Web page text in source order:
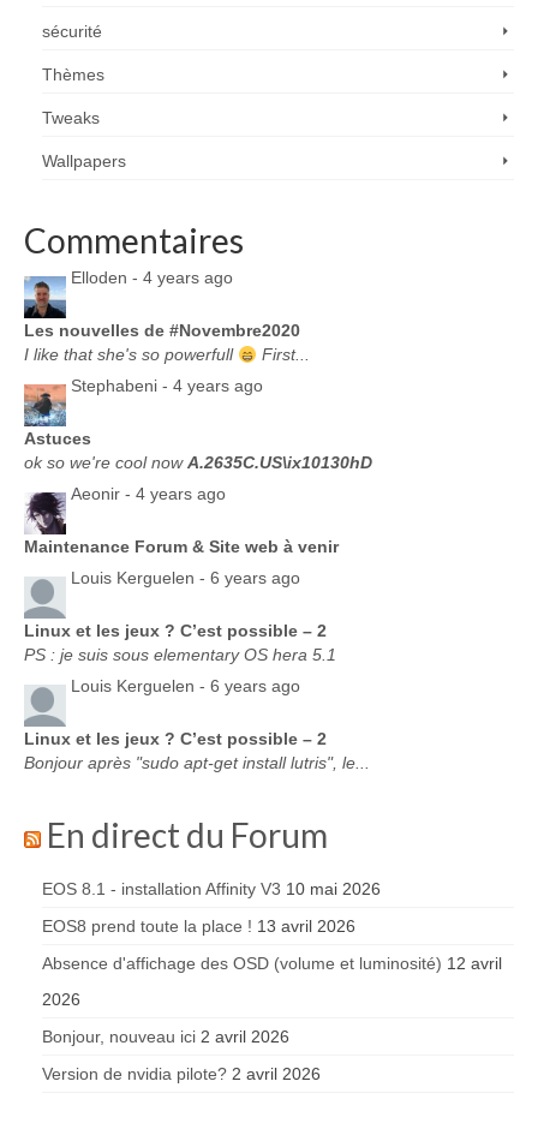
sécurité
Thèmes
Tweaks
Wallpapers
Commentaires
Elloden - 4 years ago
Les nouvelles de #Novembre2020
I like that she's so powerfull
First...
Stephabeni - 4 years ago
Astuces
ok so we're cool nowA.2635C.US\ix10130hD
Aeonir - 4 years ago
Maintenance Forum & Site web à venir
Louis Kerguelen - 6 years ago
Linux et les jeux ? C’est possible – 2
PS : je suis sous elementary OS hera 5.1
Louis Kerguelen - 6 years ago
Linux et les jeux ? C’est possible – 2
Bonjour après "sudo apt-get install lutris", le...
En direct du Forum
EOS 8.1 - installation Affinity V3 10 mai 2026
EOS8 prend toute la place ! 13 avril 2026
Absence d'affichage des OSD (volume et luminosité) 12 avril
2026
Bonjour, nouveau ici 2 avril 2026
Version de nvidia pilote? 2 avril 2026